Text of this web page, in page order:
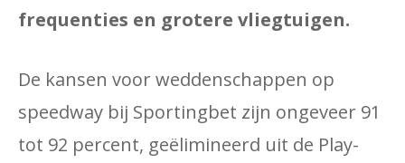
frequenties en grotere vliegtuigen.
De kansen voor weddenschappen op
speedway bij Sportingbet zijn ongeveer 91
tot 92 percent, geëlimineerd uit de Play-